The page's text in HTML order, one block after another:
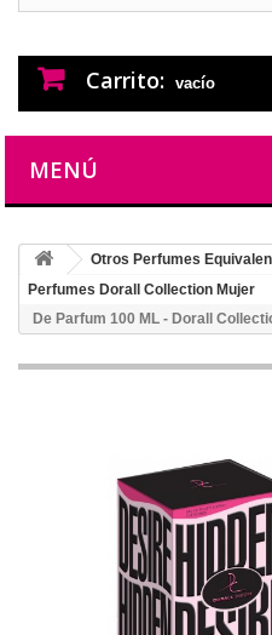
Carrito: vacío
MENÚ
Otros Perfumes
Perfumes Dorall Collection Mujer
De Parfum 100 ML - Dorall